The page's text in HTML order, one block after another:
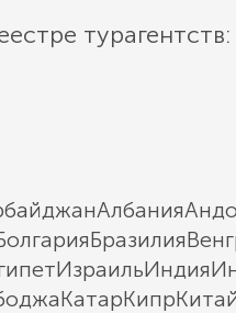
Албания
Бразилия
ИзраильИндия
КатарКипрКитай